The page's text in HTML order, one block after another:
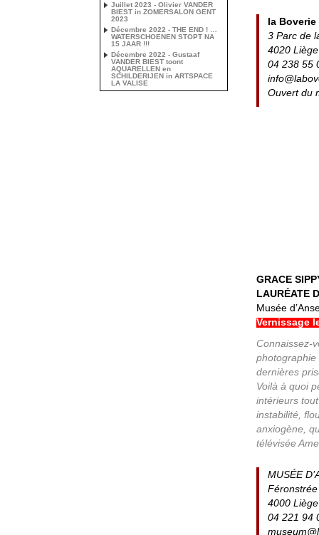
la Boverie
3 Parc de
4020 Liège
04 238 55
Ouvert du
GRACE
LAURÉATE
Musée
Vernissage
Connaissez-
photographie
dernières
Voilà à quoi
intérieurs
instabilité,
anxiogène,
télévisée
MUSÉE
4000 Liège
04 221 94
Juillet 2023 - Olivier VANDER
BIEST in ZOMERSALON GENT
2023
Décembre 2022 - THE END ! …
WATERSCHOENEN STOPT NA
15 JAAR !!!
Décembre 2022 - Gustaaf
VANDER BIEST toont
AQUARELLEN en
SCHILDERIJEN in ARTSPACE
LA VALISE